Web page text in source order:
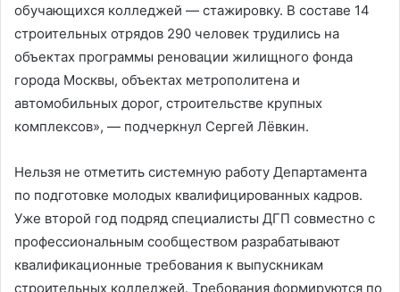
обучающихся колледжей — стажировку. В составе 14
строительных отрядов 290 человек трудились на
объектах программы реновации жилищного фонда
города Москвы, объектах метрополитена и
автомобильных дорог, строительстве крупных
комплексов», — подчеркнул Сергей Лёвкин.
Нельзя не отметить системную работу Департамента
по подготовке молодых квалифицированных кадров.
Уже второй год подряд специалисты ДГП совместно с
профессиональным сообществом разрабатывают
квалификационные требования к выпускникам
строительных колледжей. Требования формируются по